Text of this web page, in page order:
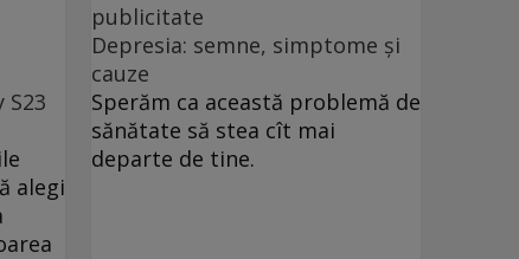
S23
alegi
publicitate
Depresia: semne, simptome și
cauze
Sperăm ca această problemă de
sănătate să stea cît mai
departe de tine.